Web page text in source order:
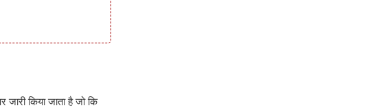
जारी किया जाता है जो कि